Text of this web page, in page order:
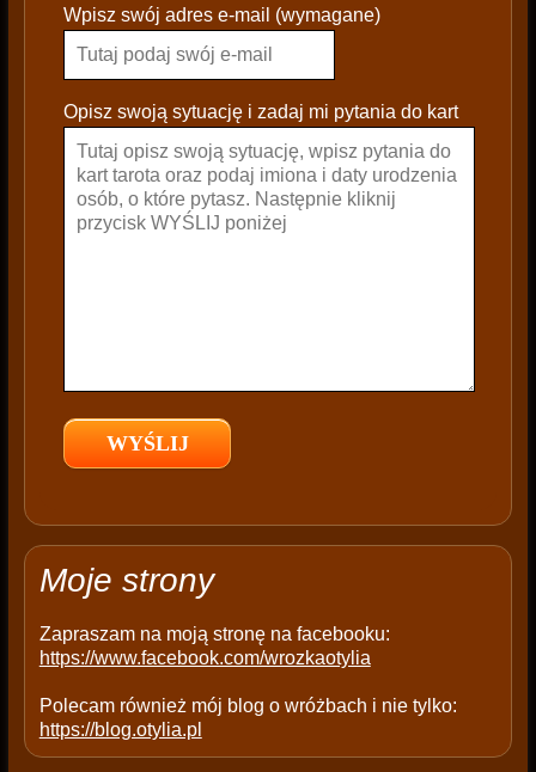
s
e
a
e
e
p
y
Wpisz swój adres e-mail (wymagane)
Opisz swoją sytuację i zadaj mi pytania do kart
Moje strony
Zapraszam na moją stronę na facebooku:
https://www.facebook.com/wrozkaotylia
Polecam również mój blog o wróżbach i nie tylko:
https://blog.otylia.pl